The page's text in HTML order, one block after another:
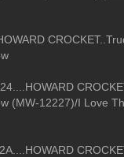
(MW-12227)/I Love